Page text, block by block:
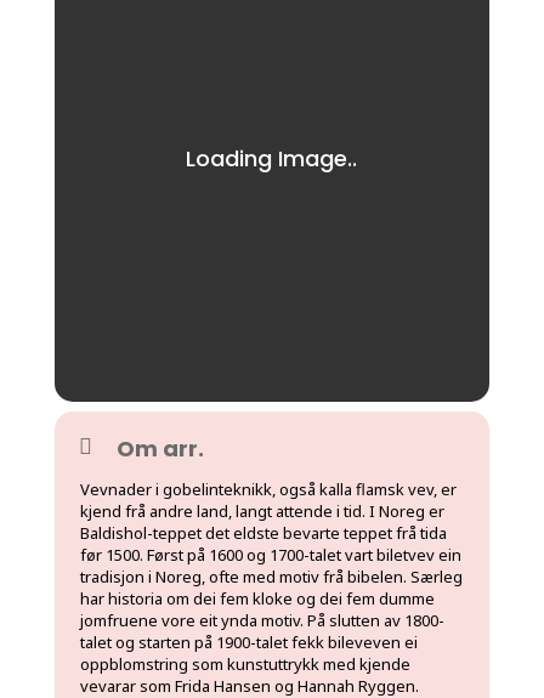
Om arr.
Vevnader i gobelinteknikk, også kalla flamsk vev, er
kjend frå andre land, langt attende i tid. I Noreg er
Baldishol-teppet det eldste bevarte teppet frå tida
før 1500. Først på 1600 og 1700-talet vart biletvev ein
tradisjon i Noreg, ofte med motiv frå bibelen. Særleg
har historia om dei fem kloke og dei fem dumme
jomfruene vore eit ynda motiv. På slutten av 1800-
talet og starten på 1900-talet fekk bileveven ei
oppblomstring som kunstuttrykk med kjende
vevarar som Frida Hansen og Hannah Ryggen.